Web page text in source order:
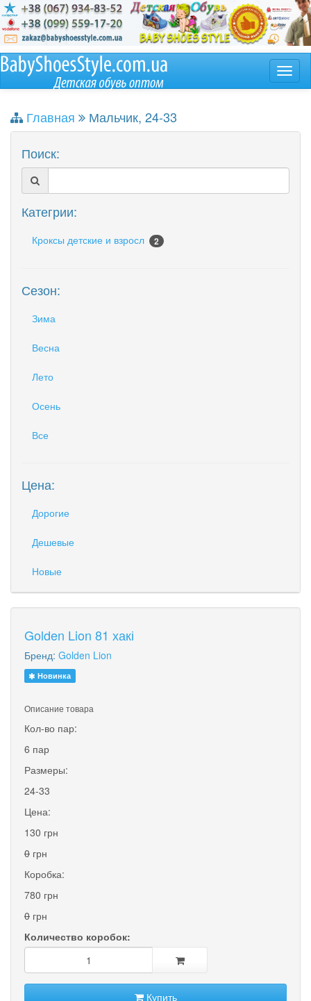
Главная
Мальчик, 24-33
Поиск:
Категрии:
Кроксы детские и взросл 2
Сезон:
Зима
Весна
Лето
Осень
Все
Цена:
Дорогие
Дешевые
Новые
Golden Lion 81 хакі
Бренд: Golden Lion
Новинка
Описание товара
Кол-во пар:
6 пар
Размеры:
24-33
Цена:
130 грн
0 грн
Коробка:
780 грн
0 грн
Количество коробок:
Купить